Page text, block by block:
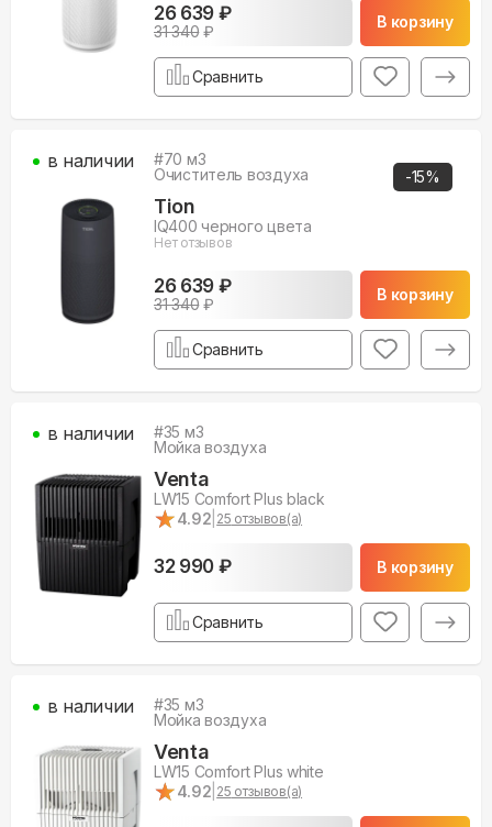
26 639 ₽
31 340₽
В корзину
Сравнить
-15%
#70 м3
Очиститель воздуха
Tion
IQ400 черного цвета
Нет отзывов
26 639 ₽
31 340₽
В корзину
в наличии
Сравнить
#35 м3
Мойка воздуха
Venta
LW15 Comfort Plus black
★
★4.92 25 отзывов(а)
32 990 ₽ В корзину
в наличии
Сравнить
#35 м3
Мойка воздуха
Venta
LW15 Comfort Plus white
★
★4.92 25 отзывов(а)
в наличии